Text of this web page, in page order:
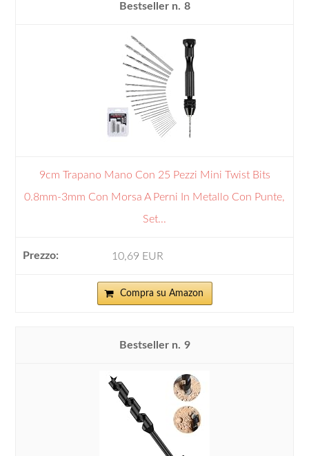
8
9cm Trapano Mano Con 25 Pezzi Mini Twist Bits
0.8mm-3mm Con Morsa A Perni In Metallo Con Punte,
Set...
10,69 EUR
Compra su Amazon
9